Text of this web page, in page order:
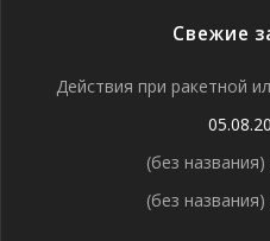
Свежие
Действия при ракетной
(без названия)
(без названия)